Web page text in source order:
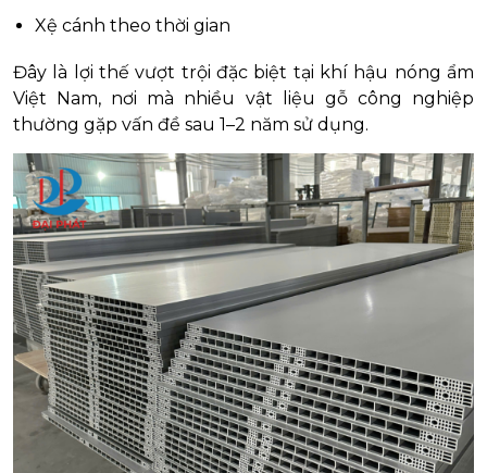
Xệ cánh theo thời gian
Đây là lợi thế vượt trội đặc biệt tại khí hậu nóng ẩm
Việt Nam, nơi mà nhiều vật liệu gỗ công nghiệp
thường gặp vấn đề sau 1–2 năm sử dụng.